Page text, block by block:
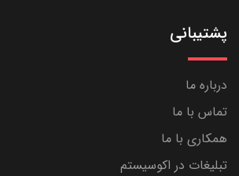
پشتیبانی
درباره ما
تماس با ما
همکاری با ما
تبلیغات در اکوسیستم